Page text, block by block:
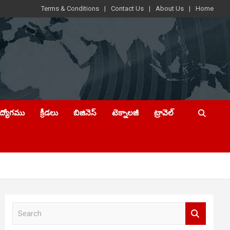
Terms & Conditions Contact Us About Us Home
క్రీడలు బిజినెస్ టెక్నాలజీ ట్రావెల్